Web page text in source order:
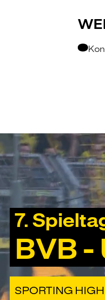
7.
BVB -
SPORTING